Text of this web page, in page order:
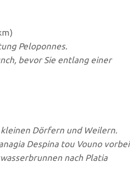
Peloponnes.
bevor Sie entlang einer
Dörfern und Weilern.
Despina tou Vouno vorbei
nach Platia